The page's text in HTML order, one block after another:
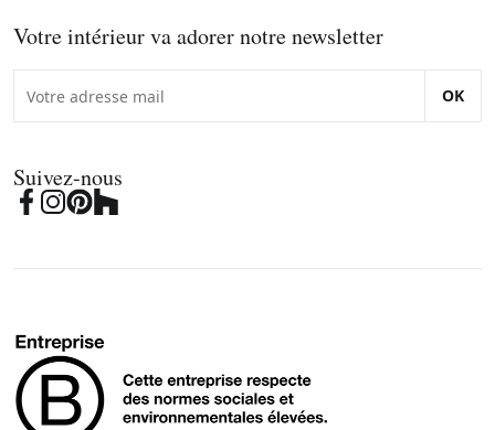
Votre intérieur va adorer notre newsletter
OK
Suivez-nous